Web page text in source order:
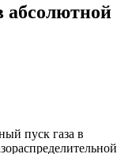
абсолютной
пуск газа в